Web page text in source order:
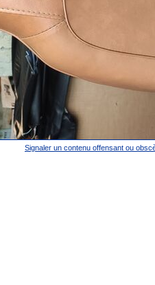
Signaler un contenu offensant ou